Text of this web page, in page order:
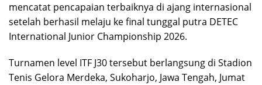
mencatat pencapaian terbaiknya di ajang internasional
setelah berhasil melaju ke final tunggal putra DETEC
International Junior Championship 2026.
Turnamen level ITF J30 tersebut berlangsung di Stadion
Tenis Gelora Merdeka, Sukoharjo, Jawa Tengah, Jumat